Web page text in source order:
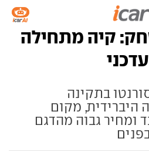
קיה מתחילה
בתקינה
היברידית, מקום
ומחיר גבוה מהדגם